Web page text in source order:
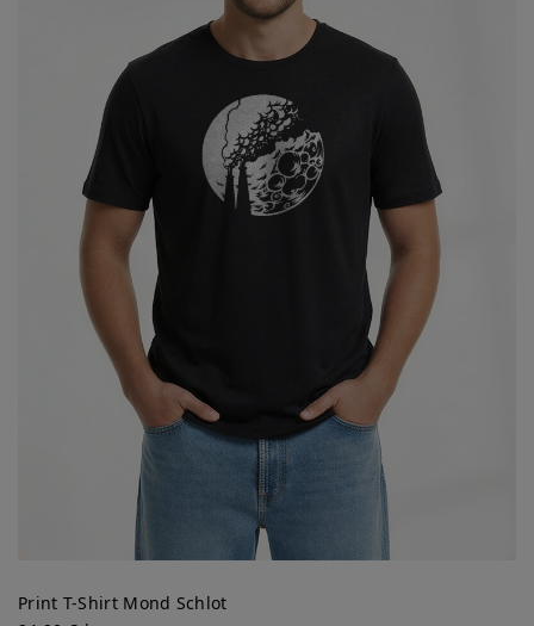
Print T-Shirt Mond Schlot